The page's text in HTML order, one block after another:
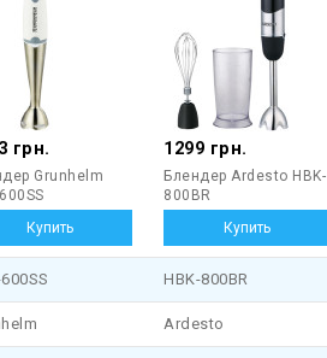
грн.
Grunhelm
1299 грн.
Блендер Ardesto HBK-
800BR
HBK-800BR
Ardesto